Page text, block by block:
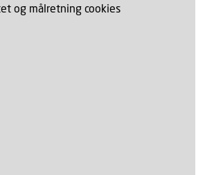
og målretning cookies